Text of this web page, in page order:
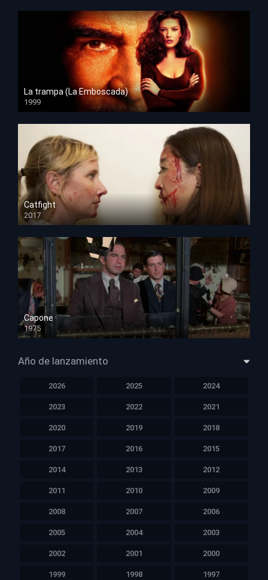
La trampa (La Emboscada)
1999
HD 1080p
Catfight
2017
HD 720p
Capone
1975
HD 1080p
Año de lanzamiento
2026 2025 2024
2023 2022 2021
2020 2019 2018
2017 2016 2015
2014 2013 2012
2011 2010 2009
2008 2007 2006
2005 2004 2003
2002 2001 2000
1999 1998 1997